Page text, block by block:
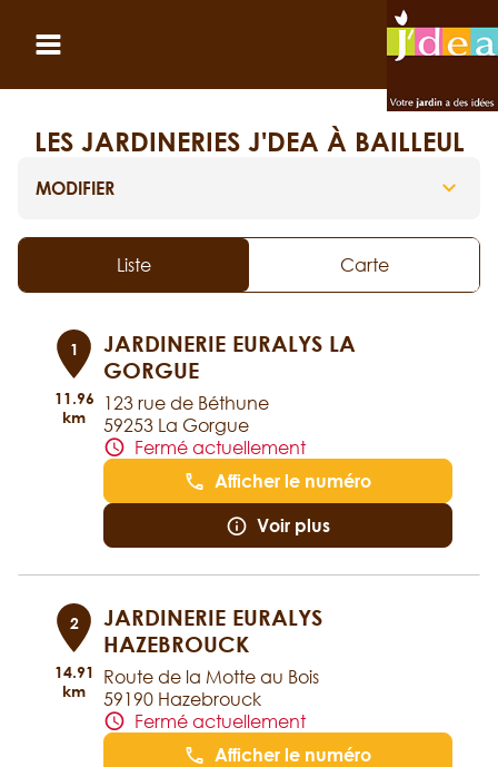
LES JARDINERIES J'DEA À BAILLEUL
MODIFIER
Liste Carte
1
11.96
km
JARDINERIE EURALYS LA
GORGUE
123 rue de Béthune
59253 La Gorgue
Fermé actuellement
Afficher le numéro
Voir plus
2
14.91
km
JARDINERIE EURALYS
HAZEBROUCK
Route de la Motte au Bois
59190 Hazebrouck
Fermé actuellement
Afficher le numéro